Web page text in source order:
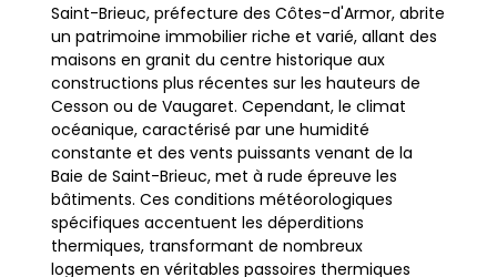
Saint-Brieuc, préfecture des Côtes-d'Armor, abrite
un patrimoine immobilier riche et varié, allant des
maisons en granit du centre historique aux
constructions plus récentes sur les hauteurs de
Cesson ou de Vaugaret. Cependant, le climat
océanique, caractérisé par une humidité
constante et des vents puissants venant de la
Baie de Saint-Brieuc, met à rude épreuve les
bâtiments. Ces conditions météorologiques
spécifiques accentuent les déperditions
thermiques, transformant de nombreux
logements en véritables passoires thermiques